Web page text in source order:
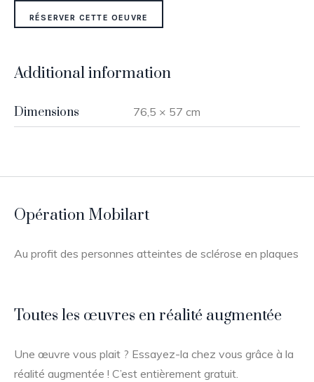
RÉSERVER CETTE OEUVRE
Additional information
Dimensions 76,5 × 57 cm
Opération Mobilart
Au profit des personnes atteintes de sclérose en plaques
Toutes les œuvres en réalité augmentée
Une œuvre vous plait ? Essayez-la chez vous grâce à la
réalité augmentée ! C’est entièrement gratuit.